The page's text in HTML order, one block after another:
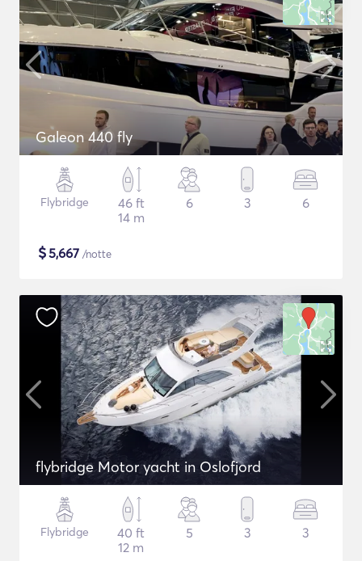
Galeon 440 fly
Flybridge
46 ft
14 m
6 3 6
$5,667 /notte
flybridge Motor yacht in Oslofjord
Flybridge
40 ft
12 m
5 3 3